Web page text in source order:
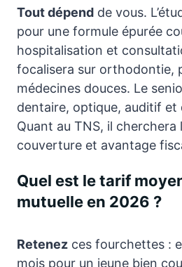
Tout dépend de vous.
pour une formule épurée
hospitalisation et
focalisera sur orthodontie,
médecines douces. Le
dentaire, optique, auditif et
Quant au TNS, il cherchera
couverture et avantage
Quel est le tarif
mutuelle en 2026 ?
Retenez ces fourchettes :
mois pour un jeune bien